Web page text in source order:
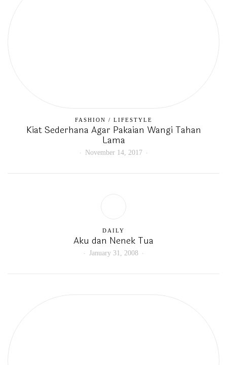
FASHION / LIFESTYLE
Kiat Sederhana Agar Pakaian Wangi Tahan
Lama
November 14, 2017
DAILY
Aku dan Nenek Tua
January 31, 2008